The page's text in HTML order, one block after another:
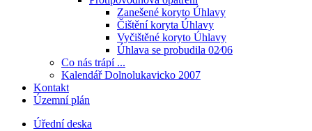
Zanešené koryto Úhlavy
Čištění koryta Úhlavy
Vyčištěné koryto Úhlavy
Úhlava se probudila 02⁄06
Co nás trápí ...
Kalendář Dolnolukavicko 2007
Kontakt
Územní plán
Úřední deska